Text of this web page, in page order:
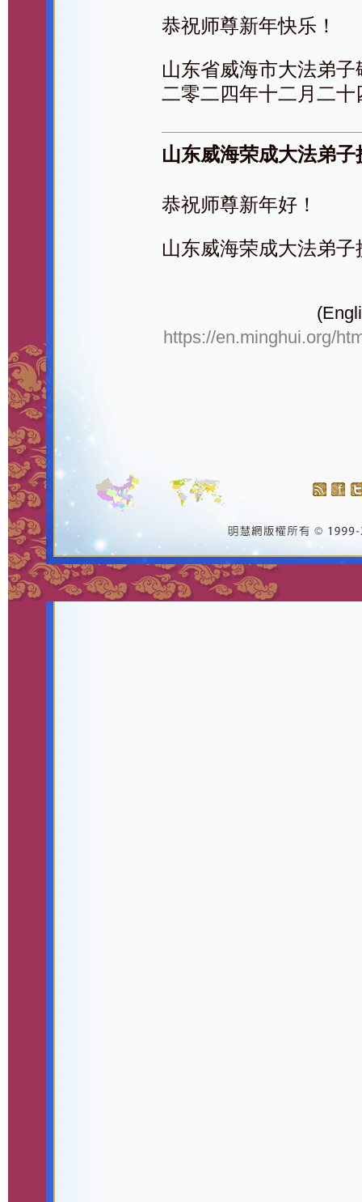
恭祝师尊新年快乐！
山东省威海市大法弟子
二零二四年十二月二十
山东威海荣成大法弟
恭祝师尊新年好！
山东威海荣成大法弟
https://en.minghui.org/